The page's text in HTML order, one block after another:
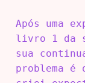
Após uma
livro 1 da
sua
problema é